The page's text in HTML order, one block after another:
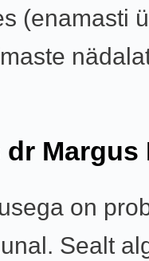
(enamasti
dr Margus
on
Sealt